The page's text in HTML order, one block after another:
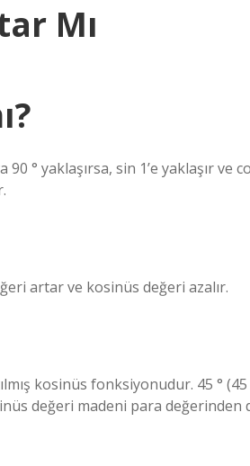
Mı
° yaklaşırsa, sin 1’e yaklaşır ve
artar ve kosinüs değeri azalır.
kosinüs fonksiyonudur. 45 ° (45
değeri madeni para